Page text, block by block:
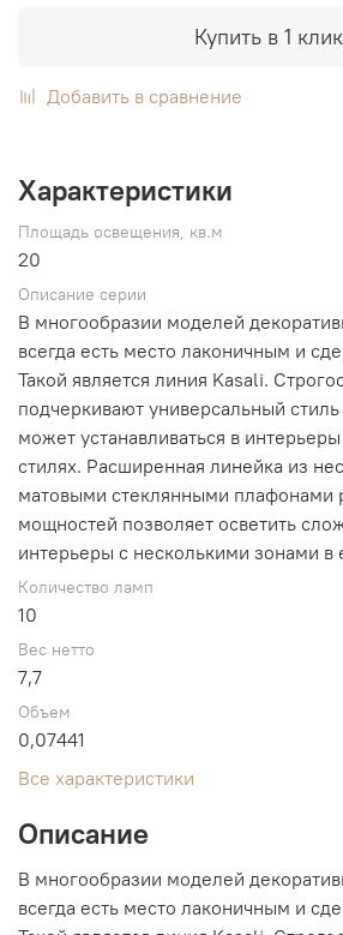
Купить в 1 клик
Добавить в сравнение
Характеристики
Площадь освещения, кв.м
20
Описание серии
В многообразии моделей
всегда есть место лаконичным и
Такой является линия Kasali.
подчеркивают универсальный
может устанавливаться в
стилях. Расширенная линейка из
матовыми стеклянными плафонами
мощностей позволяет осветить
интерьеры с несколькими зонами
Количество ламп
10
Вес нетто
7,7
Объем
0,07441
Все характеристики
Описание
В многообразии моделей
всегда есть место лаконичным и